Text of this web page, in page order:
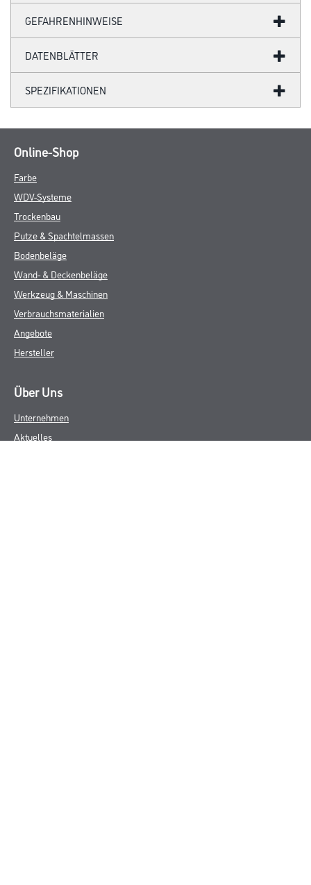
GEFAHRENHINWEISE
DATENBLÄTTER
SPEZIFIKATIONEN
Online-Shop
Farbe
WDV-Systeme
Trockenbau
Putze & Spachtelmassen
Bodenbeläge
Wand- & Deckenbeläge
Werkzeug & Maschinen
Verbrauchsmaterialien
Angebote
Hersteller
Über Uns
Unternehmen
Aktuelles